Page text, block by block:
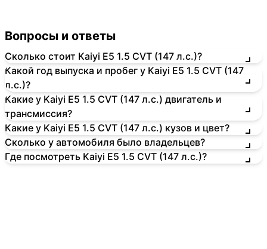
Вопросы и ответы
Сколько стоит Kaiyi E5 1.5 CVT (147 л.с.)?
Какой год выпуска и пробег у Kaiyi E5 1.5 CVT (147
л.с.)?
Какие у Kaiyi E5 1.5 CVT (147 л.с.) двигатель и
трансмиссия?
Какие у Kaiyi E5 1.5 CVT (147 л.с.) кузов и цвет?
Сколько у автомобиля было владельцев?
Где посмотреть Kaiyi E5 1.5 CVT (147 л.с.)?